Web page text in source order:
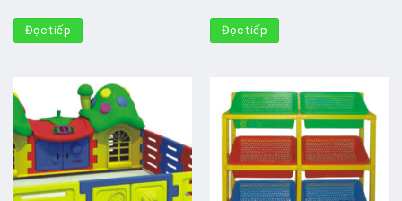
Đọc tiếp Đọc tiếp